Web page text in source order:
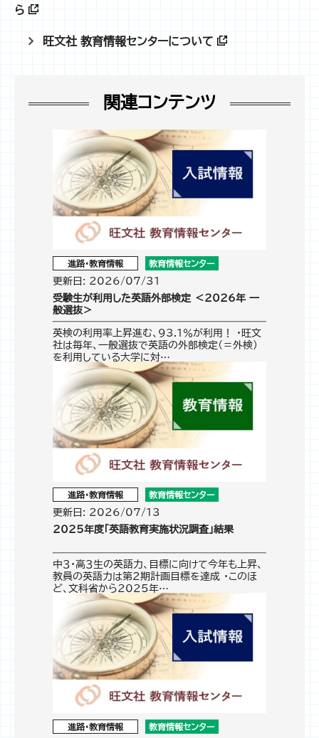
ら
旺文社 教育情報センターについて
関連コンテンツ
進路・教育情報 教育情報センター
更新日: 2026/07/31
受験生が利用した英語外部検定 ＜2026年 一
般選抜＞
英検の利用率上昇進む、93.1％が利用！ ・旺文
社は毎年、一般選抜で英語の外部検定（＝外検）
を利用している大学に対…
進路・教育情報 教育情報センター
更新日: 2026/07/13
2025年度「英語教育実施状況調査」結果
中３・高３生の英語力、目標に向けて今年も上昇、
教員の英語力は第２期計画目標を達成 ・このほ
ど、文科省から2025年…
進路・教育情報 教育情報センター